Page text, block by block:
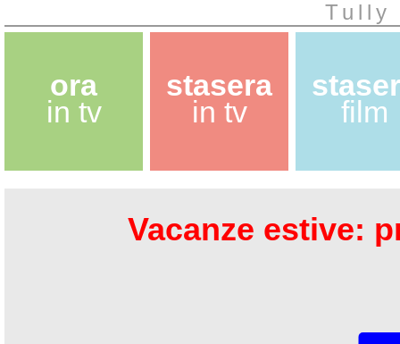
Tully
ora
in tv
stasera
in tv
film
Vacanze estive: